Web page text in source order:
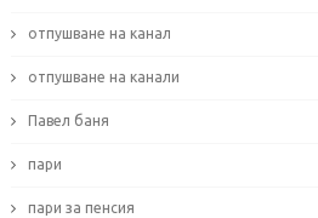
отпушване на канал
отпушване на канали
Павел баня
пари
пари за пенсия